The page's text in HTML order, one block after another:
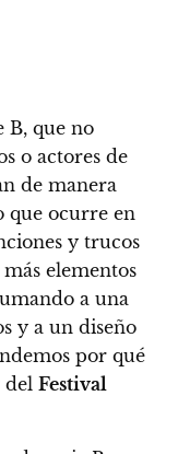
B, que no
o actores de
de manera
que ocurre en
y trucos
elementos
a una
y a un diseño
por qué
del Festival